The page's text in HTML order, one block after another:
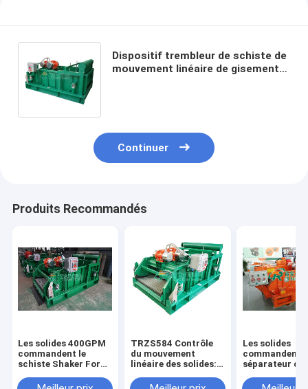
Dispositif trembleur de schiste de
mouvement linéaire de gisement
Continuer
Produits Recommandés
Les solides 400GPM
commandent le
schiste Shaker For
mouvement linéaire
TRZS584 Contrôle
du mouvement
linéaire des solides:
horizontale et
Les solides
commandent
séparateur de
Mud Fluids de